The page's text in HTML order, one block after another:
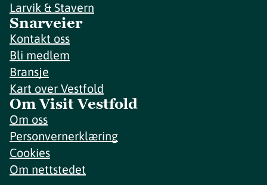
Larvik & Stavern
Snarveier
Kontakt oss
Bli medlem
Bransje
Kart over Vestfold
Om Visit Vestfold
Om oss
Personvernerklæring
Cookies
Om nettstedet